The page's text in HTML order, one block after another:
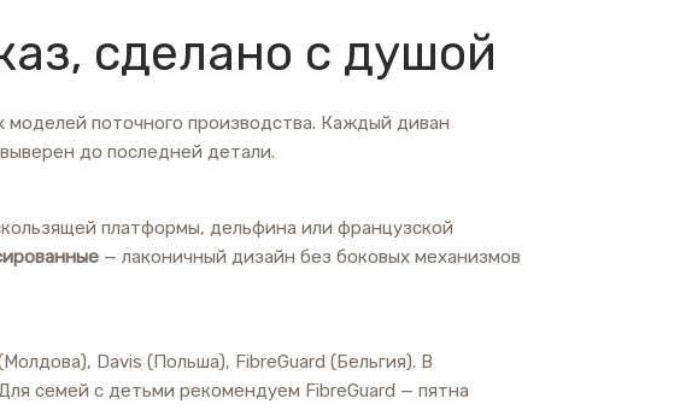
сделано с душой
моделей поточного производства. Каждый диван
до последней детали.
платформы, дельфина или французской
— лаконичный дизайн без боковых механизмов
Davis (Польша), FibreGuard (Бельгия). В
семей с детьми рекомендуем FibreGuard — пятна